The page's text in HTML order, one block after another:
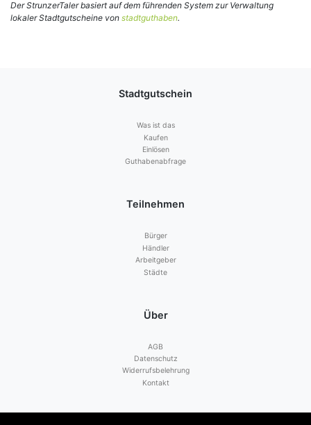
Der StrunzerTaler basiert auf dem führenden System zur Verwaltung
lokaler Stadtgutscheine von stadtguthaben.
Stadtgutschein
Was ist das
Kaufen
Einlösen
Guthabenabfrage
Teilnehmen
Bürger
Händler
Arbeitgeber
Städte
Über
AGB
Datenschutz
Widerrufsbelehrung
Kontakt